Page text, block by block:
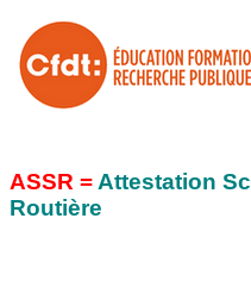
ASSR = Attestation
Routière